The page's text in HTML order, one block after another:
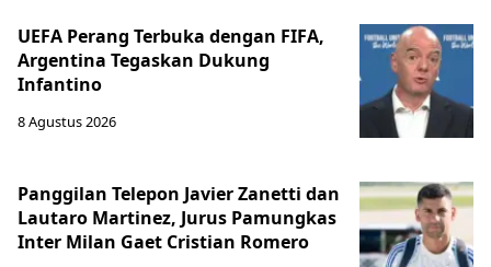
UEFA Perang Terbuka dengan FIFA,
Argentina Tegaskan Dukung
Infantino
8 Agustus 2026
Panggilan Telepon Javier Zanetti dan
Lautaro Martinez, Jurus Pamungkas
Inter Milan Gaet Cristian Romero